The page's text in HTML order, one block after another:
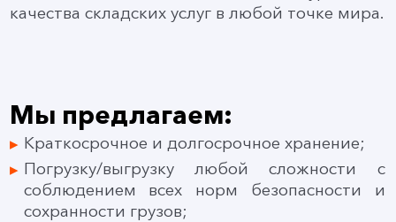
качества складских услуг в любой точке мира.
Мы предлагаем:
Краткосрочное и долгосрочное хранение;
Погрузку/выгрузку любой сложности с
соблюдением всех норм безопасности и
сохранности грузов;